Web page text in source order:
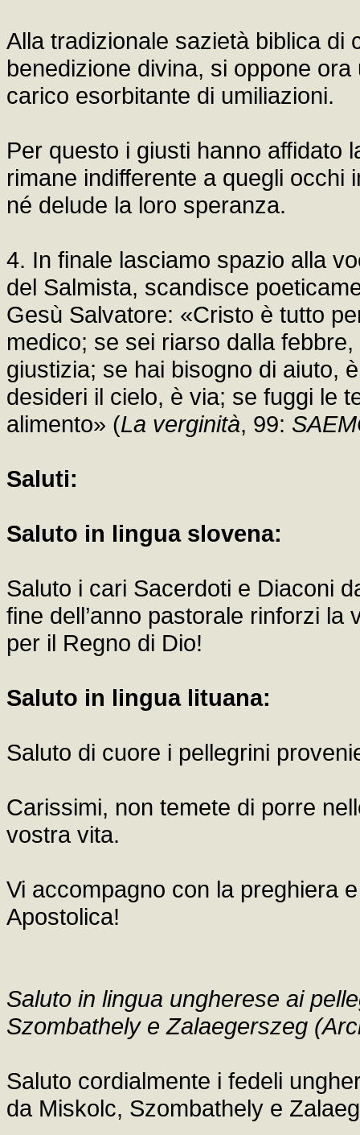
Alla tradizionale sazietà biblica di
benedizione divina, si oppone
carico esorbitante di umiliazioni.
Per questo i giusti hanno affidato
rimane indifferente a quegli occhi
né delude la loro speranza.
4. In finale lasciamo spazio alla
del Salmista, scandisce
Gesù Salvatore: «Cristo è tutto
medico; se sei riarso dalla
giustizia; se hai bisogno di aiuto,
desideri il cielo, è via; se fuggi le
alimento» (La verginità, 99:
Saluti:
Saluto in lingua slovena:
Saluto i cari Sacerdoti e Diaconi
fine dell’anno pastorale rinforzi la
per il Regno di Dio!
Saluto in lingua lituana:
Saluto di cuore i pellegrini
Carissimi, non temete di porre
vostra vita.
Vi accompagno con la preghiera
Apostolica!
Saluto in lingua ungherese ai
Szombathely e Zalaegerszeg
Saluto cordialmente i fedeli
da Miskolc, Szombathely e